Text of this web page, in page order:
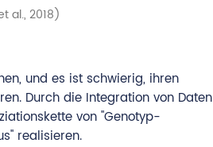
al., 2018)
und es ist schwierig, ihren
Durch die Integration von Daten
von "Genotyp-
realisieren.